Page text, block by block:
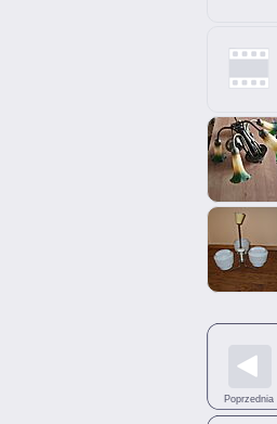
Poprzednia